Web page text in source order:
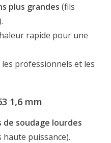
plus grandes(fils
rapide pour une
professionnels et les
1,6 mm
de soudage lourdes
puissance).